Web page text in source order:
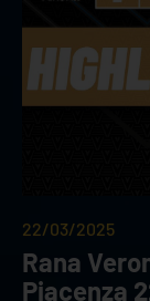
22/03/2025
Rana
Piacenza